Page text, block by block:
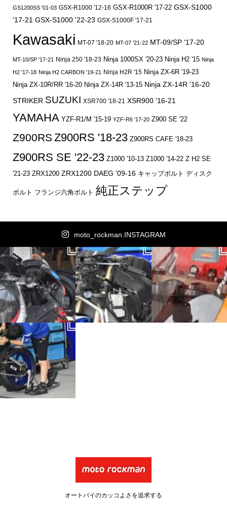
GS1200SS '01-03 GSX-R1000 '12-16 GSX-R1000R '17-22 GSX-S1000
'17-21 GSX-S1000 '22-23 GSX-S1000F '17-21
Kawasaki MT-07 '18-20 MT-07 '21-22 MT-09/SP '17-20
MT-10/SP '17-21 Ninja 250 '18-23 Ninja 1000SX '20-23 Ninja H2 '15 Ninja
H2 '17-18 Ninja H2 CARBON '19-21 Ninja H2R '15 Ninja ZX-6R '19-23
Ninja ZX-10R/RR '16-20 Ninja ZX-14R '13-15 Ninja ZX-14R '16-20
STRIKER SUZUKI XSR700 '18-21 XSR900 '16-21
YAMAHA YZF-R1/M '15-19 YZF-R6 '17-20 Z900 SE '22
Z900RS Z900RS '18-23 Z900RS CAFE '18-23
Z900RS SE '22-23 Z1000 '10-13 Z1000 '14-22 Z H2 SE
'21-23 ZRX1200 ZRX1200 DAEG '09-16 キャップボルト ディスク
ボルト フランジ六角ボルト 純正ステップ
moto_rockman.INSTAGRAM
オートバイのカッコよさを追求する